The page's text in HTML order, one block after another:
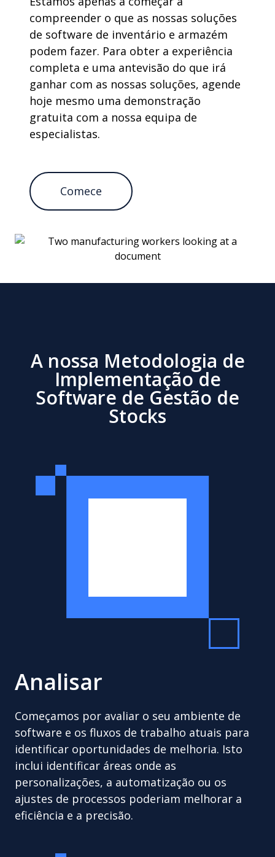
compreender o que as nossas soluções
de software de inventário e armazém
podem fazer. Para obter a experiência
completa e uma antevisão do que irá
ganhar com as nossas soluções, agende
hoje mesmo uma demonstração
gratuita com a nossa equipa de
especialistas.
Comece
A nossa Metodologia de
Implementação de
Software de Gestão de
Stocks
Analisar
Começamos por avaliar o seu ambiente de
software e os fluxos de trabalho atuais para
identificar oportunidades de melhoria. Isto
inclui identificar áreas onde as
personalizações, a automatização ou os
ajustes de processos poderiam melhorar a
eficiência e a precisão.